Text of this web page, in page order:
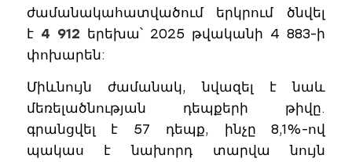
ժամանակահատվածում երկրում ծնվել
է 4 912 երեխա՝ 2025 թվականի 4 883-ի
փոխարեն:
Միևնույն ժամանակ, նվազել է նաև
մեռելածնության դեպքերի թիվը.
գրանցվել է 57 դեպք, ինչը 8,1%-ով
պակաս է նախորդ տարվա նույն